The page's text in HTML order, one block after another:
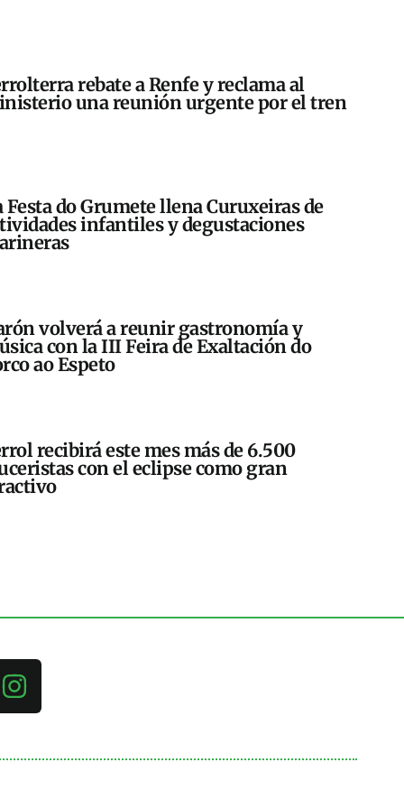
rebate a Renfe y reclama al
una reunión urgente por el tren
Festa do Grumete llena Curuxeiras de
infantiles y degustaciones
volverá a reunir gastronomía y
con la III Feira de Exaltación do
ao Espeto
recibirá este mes más de 6.500
con el eclipse como gran